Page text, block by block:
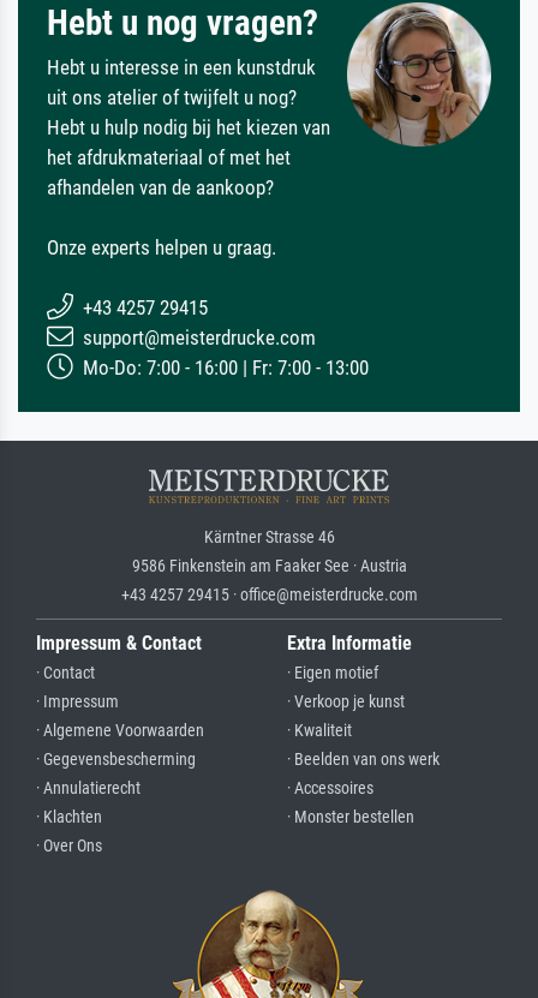
Hebt u nog vragen?
Hebt u interesse in een kunstdruk
uit ons atelier of twijfelt u nog?
Hebt u hulp nodig bij het kiezen van
het afdrukmateriaal of met het
afhandelen van de aankoop?
Onze experts helpen u graag.
+43 4257 29415
support@meisterdrucke.com
Mo-Do: 7:00 - 16:00 | Fr: 7:00 - 13:00
Kärntner Strasse 46
9586 Finkenstein am Faaker See · Austria
+43 4257 29415 · office@meisterdrucke.com
Impressum & Contact
· Contact
· Impressum
· Algemene Voorwaarden
· Gegevensbescherming
· Annulatierecht
· Klachten
· Over Ons
Extra Informatie
· Eigen motief
· Verkoop je kunst
· Kwaliteit
· Beelden van ons werk
· Accessoires
· Monster bestellen